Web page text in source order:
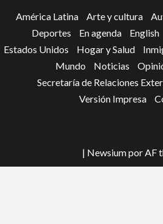
América Latina Arte y cultura
Deportes
En agenda English
Estados Unidos
Hogar y Salud
Mundo
Noticias
Secretaría de Relaciones
Versión Impresa
| Newsiumpor AF